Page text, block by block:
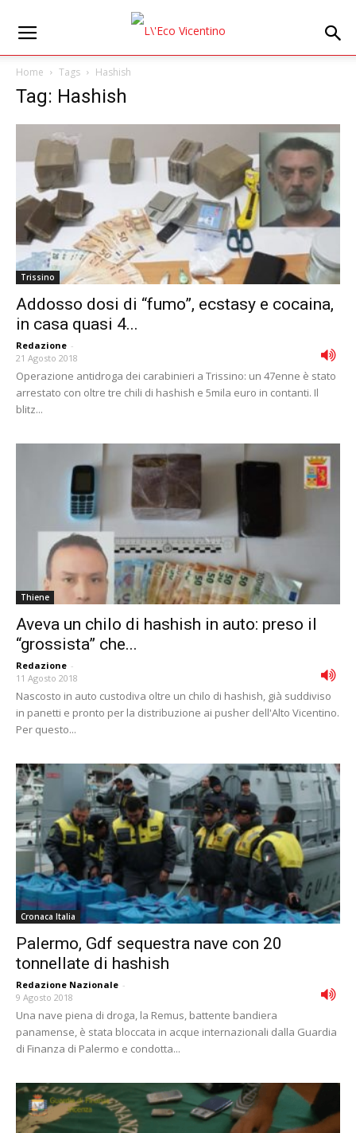
Home Tags Hashish
Tag: Hashish
Trissino
Addosso dosi di “fumo”, ecstasy e cocaina,
in casa quasi 4...
Redazione -
21 Agosto 2018
Operazione antidroga dei carabinieri a Trissino: un 47enne è stato
arrestato con oltre tre chili di hashish e 5mila euro in contanti. Il
blitz...
Thiene
Aveva un chilo di hashish in auto: preso il
“grossista” che...
Redazione -
11 Agosto 2018
Nascosto in auto custodiva oltre un chilo di hashish, già suddiviso
in panetti e pronto per la distribuzione ai pusher dell'Alto Vicentino.
Per questo...
Cronaca Italia
Palermo, Gdf sequestra nave con 20
tonnellate di hashish
Redazione Nazionale -
9 Agosto 2018
Una nave piena di droga, la Remus, battente bandiera
panamense, è stata bloccata in acque internazionali dalla Guardia
di Finanza di Palermo e condotta...